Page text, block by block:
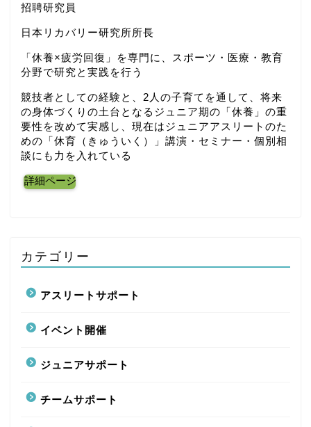
招聘研究員
日本リカバリー研究所所長
「休養×疲労回復」を専門に、スポーツ・医療・教育
分野で研究と実践を行う
競技者としての経験と、2人の子育てを通して、将来
の身体づくりの土台となるジュニア期の「休養」の重
要性を改めて実感し、現在はジュニアアスリートのた
めの「休育（きゅういく）」講演・セミナー・個別相
談にも力を入れている
詳細ページ
カテゴリー
アスリートサポート
イベント開催
ジュニアサポート
チームサポート